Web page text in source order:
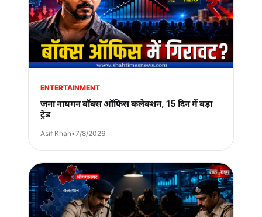
ENTERTAINMENT
जना नायगन बॉक्स ऑफिस कलेक्शन, 15 दिन में बड़ा
ट्रेंड
Asif Khan•7/8/2026